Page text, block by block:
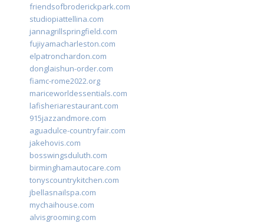
friendsofbroderickpark.com
studiopiattellina.com
jannagrillspringfield.com
fujiyamacharleston.com
elpatronchardon.com
donglaishun-order.com
fiamc-rome2022.org
mariceworldessentials.com
lafisheriarestaurant.com
915jazzandmore.com
aguadulce-countryfair.com
jakehovis.com
bosswingsduluth.com
birminghamautocare.com
tonyscountrykitchen.com
jbellasnailspa.com
mychaihouse.com
alvisgrooming.com